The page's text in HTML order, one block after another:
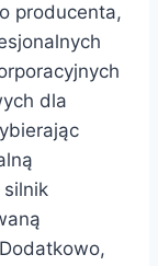
producenta,
dla